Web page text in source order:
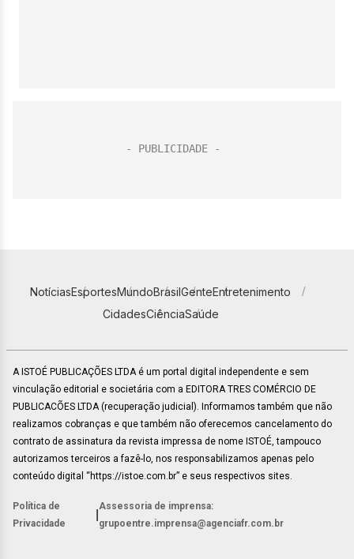
NotíciasEsportesMundoBrasilGenteEntretenimento
CidadesCiênciaSaúde
A ISTOÉ PUBLICAÇÕES LTDA é um portal digital independente e sem
vinculação editorial e societária com a EDITORA TRES COMÉRCIO DE
PUBLICACÕES LTDA (recuperação judicial). Informamos também que não
realizamos cobranças e que também não oferecemos cancelamento do
contrato de assinatura da revista impressa de nome ISTOÉ, tampouco
autorizamos terceiros a fazê-lo, nos responsabilizamos apenas pelo
conteúdo digital “https://istoe.com.br” e seus respectivos sites.
Política de
Privacidade
Assessoria de imprensa:
grupoentre.imprensa@agenciafr.com.br